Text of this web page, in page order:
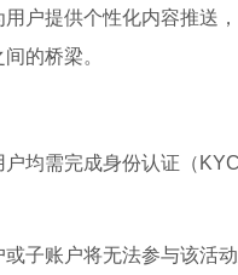
户提供个性化内容推送
的桥梁。
户均需完成身份认证（
子账户将无法参与该活